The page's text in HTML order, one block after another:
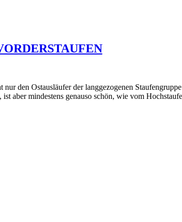
den Ostausläufer der langgezogenen
aber mindestens genauso schön, wie vom